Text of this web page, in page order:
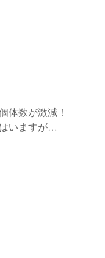
体数が激減！
いますが…